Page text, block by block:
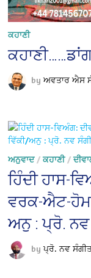
ਕਹਾਣੀ
byਅਵਤਾਰ ਐਸ
ਅਨੁਵਾਦ/ਕਹਾਣੀ/
ਹਿੰਦੀ ਹਾਸ-
ਵਰਕ-ਐਟ-ਹੋਮ
ਅਨੁ : ਪ੍ਰੋ.
byਪ੍ਰੋ. ਨਵ